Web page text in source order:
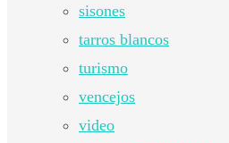
sisones
tarros blancos
turismo
vencejos
video